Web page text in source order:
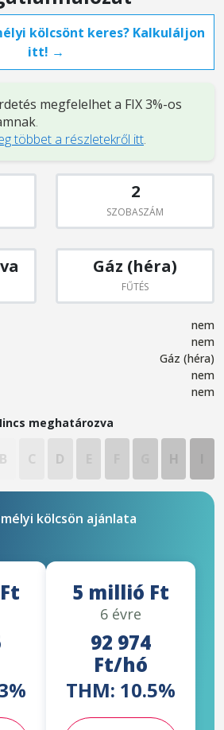
kölcsönt keres? Kalkuláljon
itt! →
megfelelhet a FIX 3%-os
.
többet a részletekről itt.
2
SZOBASZÁM
Gáz (héra)
FŰTÉS
nem
nem
Gáz (héra)
nem
nem
meghatározva
B C D
kölcsön ajánlata
5 millió Ft
6 évre
92 974
Ft/hó
THM: 10.5%